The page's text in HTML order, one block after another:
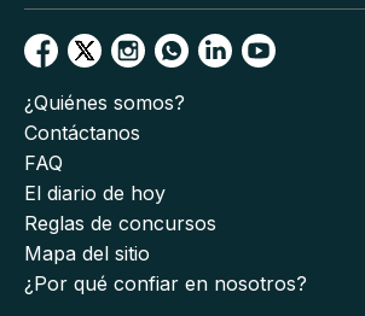
¿Quiénes somos?
Contáctanos
FAQ
El diario de hoy
Reglas de concursos
Mapa del sitio
¿Por qué confiar en nosotros?